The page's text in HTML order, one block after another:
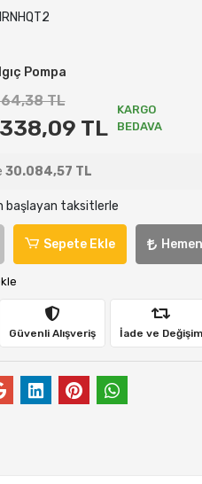
Pompa
TL
TL
KARGO
BEDAVA
30.084,57 TL
başlayan taksitlerle
Sepete Ekle
Güvenli Alışveriş İade ve Değişim